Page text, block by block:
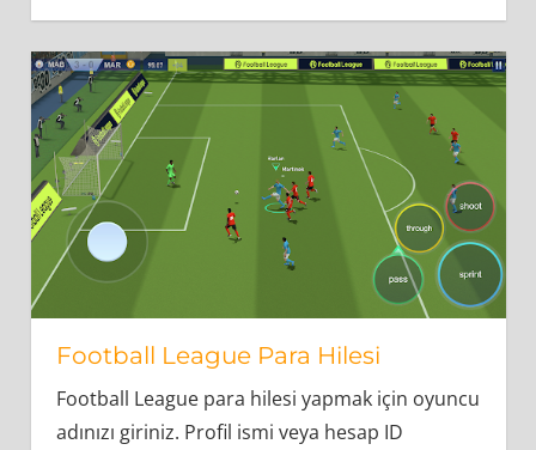
Football League Para Hilesi
Football League para hilesi yapmak için oyuncu
adınızı giriniz. Profil ismi veya hesap ID